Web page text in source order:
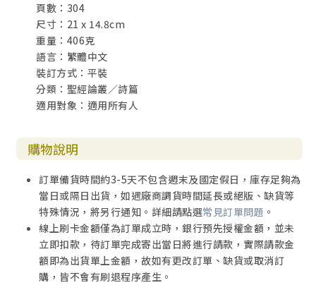
頁數：304
尺寸：21 x 14.8cm
重量：406克
語言：繁體中文
裝訂方式：平裝
分類：聖經論叢／詩篇
適用對象：適用所有人
購物說明
訂單備貨時間約3-5天不包含週末及國定假日，庫存足夠為
當日或隔日出貨，如遇廠商調貨時間延長或絕版、缺貨等
特殊情況，將另行通知。詳細請點選常見訂單問題 。
線上刷卡金額僅為訂單成立時，銀行預先授權金額，並未
立即扣款，待訂單完成寄出當日將進行請款，實際請款金
額即為出貨單上金額，故如有更改訂單、缺貨或取消訂
購，皆不會有刷退程序產生。